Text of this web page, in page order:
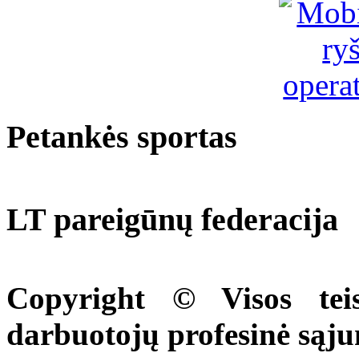
Petankės sportas
LT pareigūnų federacija
Copyright © Visos
darbuotojų profesinė